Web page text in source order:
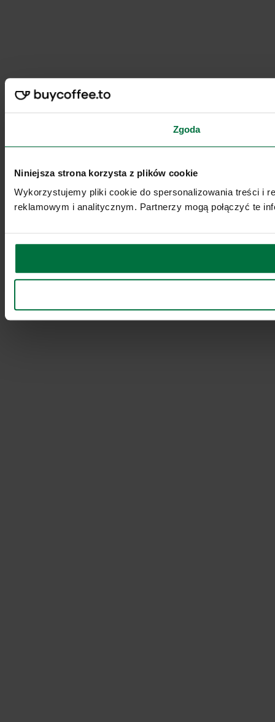
Zgoda
Niniejsza strona korzysta z plików cookie
Wykorzystujemy pliki cookie do spersonalizowania treści i
reklamowym i analitycznym. Partnerzy mogą połączyć te